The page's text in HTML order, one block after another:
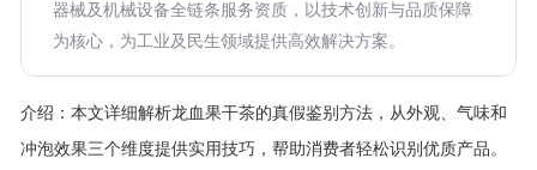
器械及机械设备全链条服务资质，以技术创新与品质保障
为核心，为工业及民生领域提供高效解决方案。
介绍： 本文详细解析龙血果干茶的真假鉴别方法，从外观、气味和
冲泡效果三个维度提供实用技巧，帮助消费者轻松识别优质产品。